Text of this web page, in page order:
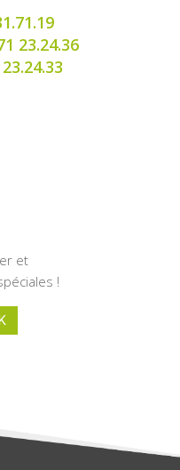
23.24.36
et
!